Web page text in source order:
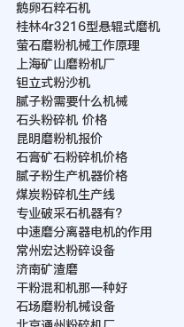
鹅卵石粹石机
桂林4r3216型悬辊式磨机
萤石磨粉机械工作原理
上海矿山磨粉机厂
钽立式粉沙机
腻子粉需要什么机械
石头粉碎机 价格
昆明磨粉机报价
石膏矿石粉碎机价格
腻子粉生产机器价格
煤炭粉碎机生产线
专业破采石机器有?
中速磨分离器电机的作用
常州宏达粉碎设备
济南矿渣磨
干粉混和机那一种好
石场磨粉机械设备